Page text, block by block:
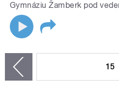
Gymnáziu Žamberk pod
15